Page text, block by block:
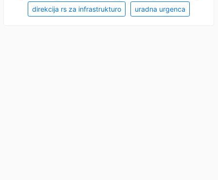
direkcija rs za infrastrukturo uradna urgenca